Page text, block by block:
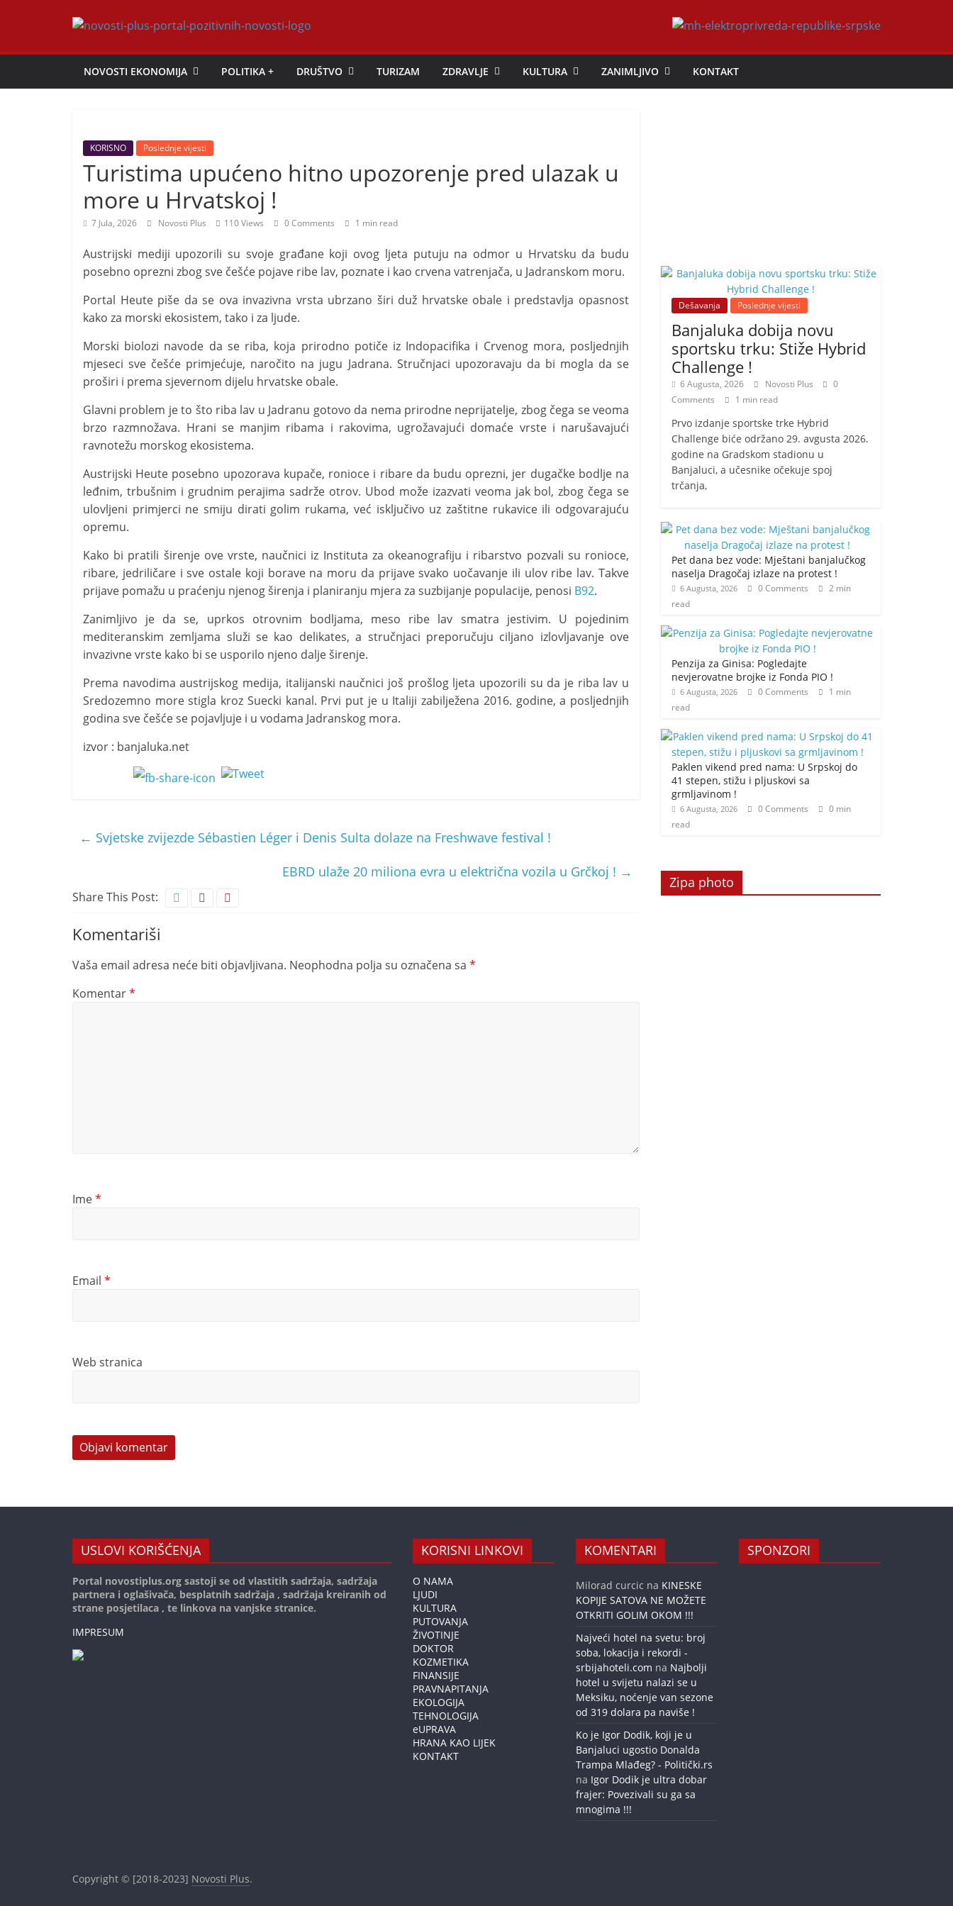
Novosti
Plus
NOVOSTI EKONOMIJA POLITIKA + DRUŠTVO TURIZAM ZDRAVLJE KULTURA ZANIMLJIVO KONTAKT
KORISNO Poslednje vijesti
Turistima upućeno hitno upozorenje pred ulazak u
more u Hrvatskoj !
7 Jula, 2026 Novosti Plus 110 Views 0 Comments 1 min read
Austrijski mediji upozorili su svoje građane koji ovog ljeta putuju na odmor u Hrvatsku da budu
posebno oprezni zbog sve češće pojave ribe lav, poznate i kao crvena vatrenjača, u Jadranskom moru.
Portal Heute piše da se ova invazivna vrsta ubrzano širi duž hrvatske obale i predstavlja opasnost
kako za morski ekosistem, tako i za ljude.
Morski biolozi navode da se riba, koja prirodno potiče iz Indopacifika i Crvenog mora, posljednjih
mjeseci sve češće primjećuje, naročito na jugu Jadrana. Stručnjaci upozoravaju da bi mogla da se
proširi i prema sjevernom dijelu hrvatske obale.
Glavni problem je to što riba lav u Jadranu gotovo da nema prirodne neprijatelje, zbog čega se veoma
brzo razmnožava. Hrani se manjim ribama i rakovima, ugrožavajući domaće vrste i narušavajući
ravnotežu morskog ekosistema.
Austrijski Heute posebno upozorava kupače, ronioce i ribare da budu oprezni, jer dugačke bodlje na
leđnim, trbušnim i grudnim perajima sadrže otrov. Ubod može izazvati veoma jak bol, zbog čega se
ulovljeni primjerci ne smiju dirati golim rukama, već isključivo uz zaštitne rukavice ili odgovarajuću
opremu.
Kako bi pratili širenje ove vrste, naučnici iz Instituta za okeanografiju i ribarstvo pozvali su ronioce,
ribare, jedriličare i sve ostale koji borave na moru da prijave svako uočavanje ili ulov ribe lav. Takve
prijave pomažu u praćenju njenog širenja i planiranju mjera za suzbijanje populacije, penosi B92.
Zanimljivo je da se, uprkos otrovnim bodljama, meso ribe lav smatra jestivim. U pojedinim
mediteranskim zemljama služi se kao delikates, a stručnjaci preporučuju ciljano izlovljavanje ove
invazivne vrste kako bi se usporilo njeno dalje širenje.
Prema navodima austrijskog medija, italijanski naučnici još prošlog ljeta upozorili su da je riba lav u
Sredozemno more stigla kroz Suecki kanal. Prvi put je u Italiji zabilježena 2016. godine, a posljednjih
godina sve češće se pojavljuje i u vodama Jadranskog mora.
izvor : banjaluka.net
← Svjetske zvijezde Sébastien Léger i Denis Sulta dolaze na Freshwave festival !
EBRD ulaže 20 miliona evra u električna vozila u Grčkoj ! →
Share This Post:
Komentariši
Vaša email adresa neće biti objavljivana. Neophodna polja su označena sa *
Komentar*
Ime*
Email *
Web stranica
Dešavanja Poslednje vijesti
Banjaluka dobija novu
sportsku trku: Stiže Hybrid
Challenge !
6 Augusta, 2026 Novosti Plus
0
Comments
1 min read
Prvo izdanje sportske trke Hybrid
Challenge biće održano 29. avgusta 2026.
godine na Gradskom stadionu u
Banjaluci, a učesnike očekuje spoj
trčanja,
Pet dana bez vode: Mještani banjalučkog
naselja Dragočaj izlaze na protest !
6 Augusta, 2026 0 Comments
2 min
read
Penzija za Ginisa: Pogledajte
nevjerovatne brojke iz Fonda PIO !
6 Augusta, 2026 0 Comments
1 min
read
Paklen vikend pred nama: U Srpskoj do
41 stepen, stižu i pljuskovi sa
grmljavinom !
6 Augusta, 2026 0 Comments
0 min
read
Zipa photo
USLOVI KORIŠĆENJA
Portal novostiplus.org sastoji se od vlastitih sadržaja, sadržaja
partnera i oglašivača, besplatnih sadržaja , sadržaja kreiranih od
strane posjetilaca , te linkova na vanjske stranice.
IMPRESUM
KORISNI LINKOVI
O NAMA
LJUDI
KULTURA
PUTOVANJA
ŽIVOTINJE
DOKTOR
KOZMETIKA
FINANSIJE
PRAVNAPITANJA
EKOLOGIJA
TEHNOLOGIJA
eUPRAVA
HRANA KAO LIJEK
KONTAKT
KOMENTARI
Milorad curcic na KINESKE
KOPIJE SATOVA NE MOŽETE
OTKRITI GOLIM OKOM !!!
Najveći hotel na svetu: broj
soba, lokacija i rekordi -
srbijahoteli.com na Najbolji
hotel u svijetu nalazi se u
Meksiku, noćenje van sezone
od 319 dolara pa naviše !
Ko je Igor Dodik, koji je u
Banjaluci ugostio Donalda
Trampa Mlađeg? - Politički.rs
na Igor Dodik je ultra dobar
frajer: Povezivali su ga sa
mnogima !!!
SPONZORI
Copyright © [2018-2023] Novosti Plus.